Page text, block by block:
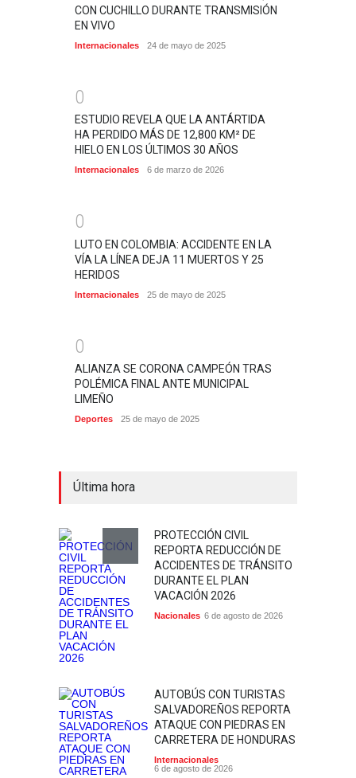
CON CUCHILLO DURANTE TRANSMISIÓN
EN VIVO
Internacionales 24 de mayo de 2025
0
ESTUDIO REVELA QUE LA ANTÁRTIDA
HA PERDIDO MÁS DE 12,800 KM² DE
HIELO EN LOS ÚLTIMOS 30 AÑOS
Internacionales 6 de marzo de 2026
0
LUTO EN COLOMBIA: ACCIDENTE EN LA
VÍA LA LÍNEA DEJA 11 MUERTOS Y 25
HERIDOS
Internacionales 25 de mayo de 2025
0
ALIANZA SE CORONA CAMPEÓN TRAS
POLÉMICA FINAL ANTE MUNICIPAL
LIMEÑO
Deportes 25 de mayo de 2025
Última hora
PROTECCIÓN CIVIL
REPORTA REDUCCIÓN DE
ACCIDENTES DE TRÁNSITO
DURANTE EL PLAN
VACACIÓN 2026
Nacionales 6 de agosto de 2026
AUTOBÚS CON TURISTAS
SALVADOREÑOS REPORTA
ATAQUE CON PIEDRAS EN
CARRETERA DE HONDURAS
Internacionales
6 de agosto de 2026